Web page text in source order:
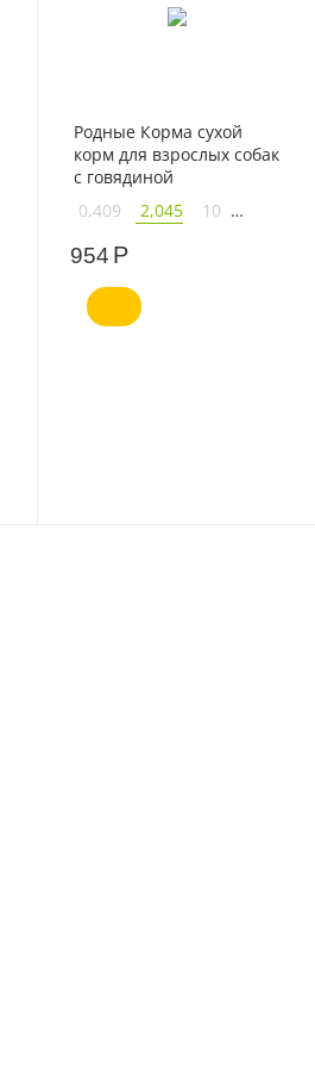
Родные Корма сухой
корм для взрослых собак
с говядиной
0,409
2,045
10
16,38
954 Р